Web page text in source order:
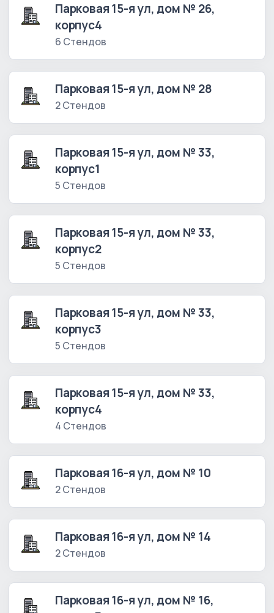
Парковая 15-я ул, дом № 26,
корпус4
6 Стендов
Парковая 15-я ул, дом № 28
2 Стендов
Парковая 15-я ул, дом № 33,
корпус1
5 Стендов
Парковая 15-я ул, дом № 33,
корпус2
5 Стендов
Парковая 15-я ул, дом № 33,
корпус3
5 Стендов
Парковая 15-я ул, дом № 33,
корпус4
4 Стендов
Парковая 16-я ул, дом № 10
2 Стендов
Парковая 16-я ул, дом № 14
2 Стендов
Парковая 16-я ул, дом № 16,